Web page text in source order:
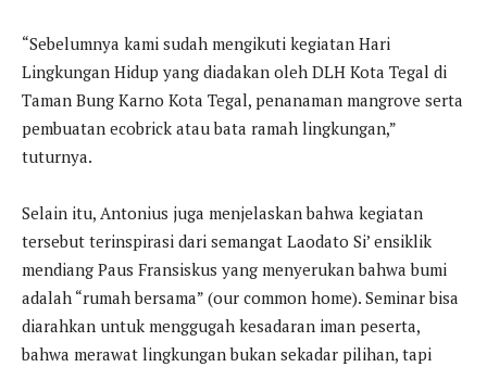
“Sebelumnya kami sudah mengikuti kegiatan Hari
Lingkungan Hidup yang diadakan oleh DLH Kota Tegal di
Taman Bung Karno Kota Tegal, penanaman mangrove serta
pembuatan ecobrick atau bata ramah lingkungan,”
tuturnya.
Selain itu, Antonius juga menjelaskan bahwa kegiatan
tersebut terinspirasi dari semangat Laodato Si’ ensiklik
mendiang Paus Fransiskus yang menyerukan bahwa bumi
adalah “rumah bersama” (our common home). Seminar bisa
diarahkan untuk menggugah kesadaran iman peserta,
bahwa merawat lingkungan bukan sekadar pilihan, tapi